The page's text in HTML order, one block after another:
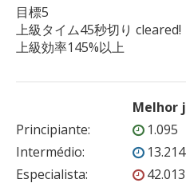
目標5
上級タイム45秒切り cleared!
上級効率145%以上
Melhor
Principiante: 1.095
Intermédio: 13.214
Especialista: 42.013